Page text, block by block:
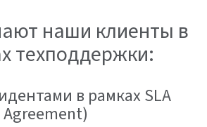
наши клиенты в
техподдержки:
в рамках SLA